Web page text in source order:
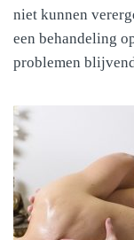
niet kunnen
een behandeling
problemen